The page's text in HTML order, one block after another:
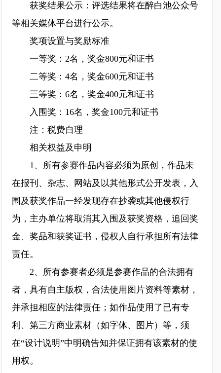
获奖结果公示：评选结果将在醉白池公众号
等相关媒体平台进行公示。
奖项设置与奖励标准
一等奖：2名，奖金800元和证书
二等奖：4名，奖金600元和证书
三等奖：6名，奖金400元和证书
入围奖：16名，奖金100元和证书
注：税费自理
相关权益及申明
1、所有参赛作品内容必须为原创，作品未
在报刊、杂志、网站及以其他形式公开发表，入
围及获奖作品一经发现存在抄袭或其他侵权行
为，主办单位将取消其入围及获奖资格，追回奖
金、奖品和获奖证书，侵权人自行承担所有法律
责任。
2、所有参赛者必须是参赛作品的合法拥有
者，具有自主版权，合法使用图片资料等素材，
并承担相应的法律责任；如作品使用了已有专
利、第三方商业素材（如字体、图片）等，须
在“设计说明”中明确告知并保证拥有该素材的使
用权。